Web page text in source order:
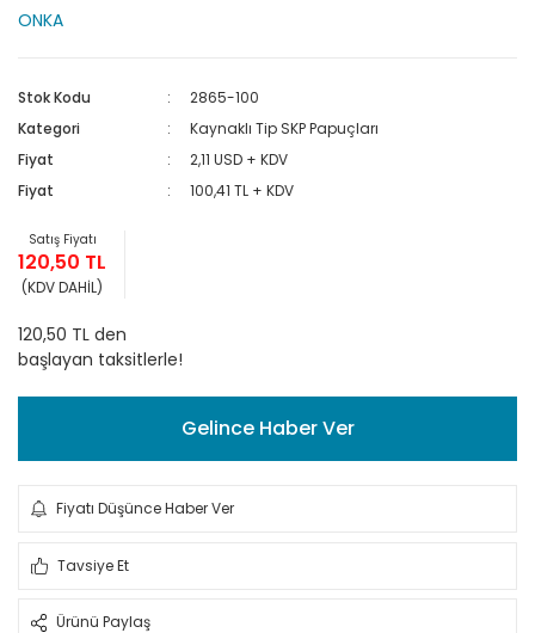
ONKA
Stok Kodu
2865-100
Kategori
Kaynaklı Tip SKP Papuçları
Fiyat
2,11 USD + KDV
Fiyat
100,41 TL + KDV
Satış Fiyatı
120,50 TL
(KDV DAHİL)
120,50 TL den
başlayan taksitlerle!
Gelince Haber Ver
Fiyatı Düşünce Haber Ver
Tavsiye Et
Ürünü Paylaş